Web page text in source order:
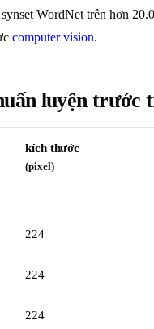
WordNet trên hơn
computer vision.
luyện trước
kích thước
(pixel)
224
224
224